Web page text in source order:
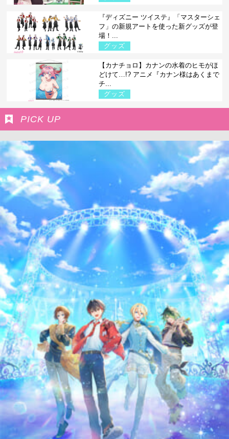
『ディズニー ツイステ』「マスターシェ
フ」の新規アートを使った新グッズが登
場！...
グッズ
【カナチョロ】カナンの水着のヒモがほ
どけて…!? アニメ『カナン様はあくまで
チ...
グッズ
PICK UP